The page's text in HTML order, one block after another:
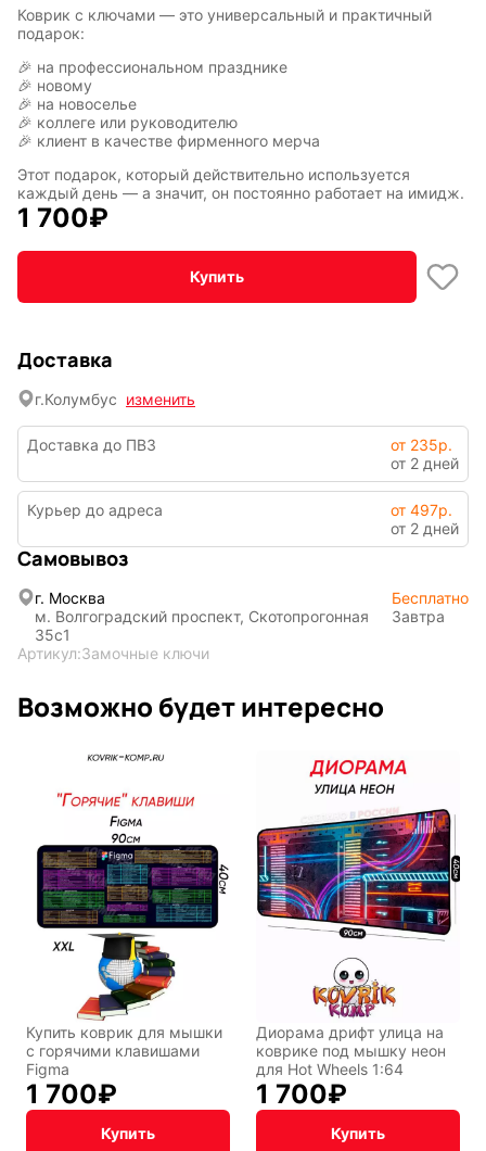
Коврик с ключами — это универсальный и практичный
подарок:
🎉 на профессиональном празднике
🎉 новому
🎉 на новоселье
🎉 коллеге или руководителю
🎉 клиент в качестве фирменного мерча
Этот подарок, который действительно используется
каждый день — а значит, он постоянно работает на имидж.
1 700₽
Купить
Доставка
г.Колумбус изменить
Доставка до ПВЗ
от 235р.
от 2 дней
Курьер до адреса
от 497р.
от 2 дней
Самовывоз
г. Москва
м. Волгоградский проспект, Скотопрогонная
35с1
Бесплатно
Завтра
Артикул:Замочные ключи
Возможно будет интересно
Купить коврик для мышки
с горячими клавишами
Figma
1 700₽
Купить
Диорама дрифт улица на
коврике под мышку неон
для Hot Wheels 1:64
1 700₽
Купить
СССР Аниме
Транспорт Абстракция
Мистика
Подарочная
упаковка
Текущий:Колумбус